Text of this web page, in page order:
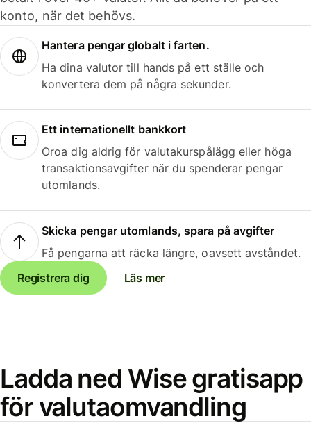
konto, när det behövs.
Hantera pengar globalt i farten.
Ha dina valutor till hands på ett ställe och
konvertera dem på några sekunder.
Ett internationellt bankkort
Oroa dig aldrig för valutakurspålägg eller höga
transaktionsavgifter när du spenderar pengar
utomlands.
Skicka pengar utomlands, spara på avgifter
Få pengarna att räcka längre, oavsett avståndet.
Registrera dig
Läs mer
Ladda ned Wise gratisapp
för valutaomvandling